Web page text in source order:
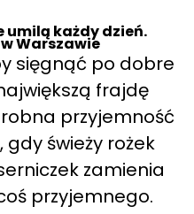
umilą każdy dzień.
Warszawie
sięgnąć po dobre
frajdę
przyjemność
świeży rożek
zamienia
przyjemnego.